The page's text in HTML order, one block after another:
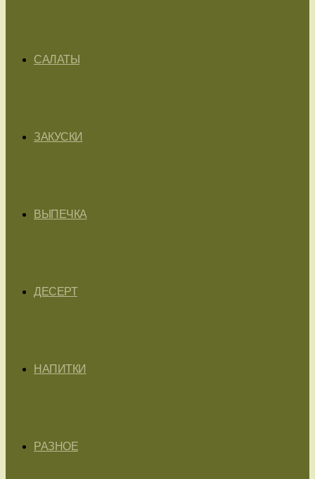
САЛАТЫ
ЗАКУСКИ
ВЫПЕЧКА
ДЕСЕРТ
НАПИТКИ
РАЗНОЕ